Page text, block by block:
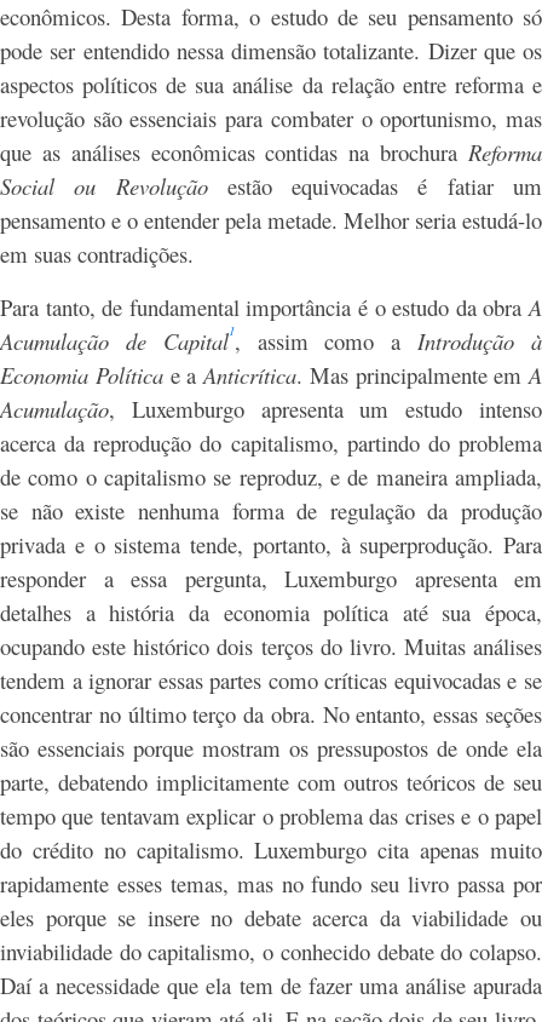
econômicos. Desta forma, o estudo de seu pensamento só
pode ser entendido nessa dimensão totalizante. Dizer que os
aspectos políticos de sua análise da relação entre reforma e
revolução são essenciais para combater o oportunismo, mas
que as análises econômicas contidas na brochura Reforma
Social ou Revolução estão equivocadas é fatiar um
pensamento e o entender pela metade. Melhor seria estudá-lo
em suas contradições.
Para tanto, de fundamental importância é o estudo da obraA
Acumulação de Capital1, assim como aIntrodução à
Economia Políticae aAnticrítica. Mas principalmente emA
Acumulação, Luxemburgo apresenta um estudo intenso
acerca da reprodução do capitalismo, partindo do problema
de como o capitalismo se reproduz, e de maneira ampliada,
se não existe nenhuma forma de regulação da produção
privada e o sistema tende, portanto, à superprodução. Para
responder a essa pergunta, Luxemburgo apresenta em
detalhes a história da economia política até sua época,
ocupando este histórico dois terços do livro. Muitas análises
tendem a ignorar essas partes como críticas equivocadas e se
concentrar no último terço da obra. No entanto, essas seções
são essenciais porque mostram os pressupostos de onde ela
parte, debatendo implicitamente com outros teóricos de seu
tempo que tentavam explicar o problema das crises e o papel
do crédito no capitalismo. Luxemburgo cita apenas muito
rapidamente esses temas, mas no fundo seu livro passa por
eles porque se insere no debate acerca da viabilidade ou
inviabilidade do capitalismo, o conhecido debate do colapso.
Daí a necessidade que ela tem de fazer uma análise apurada